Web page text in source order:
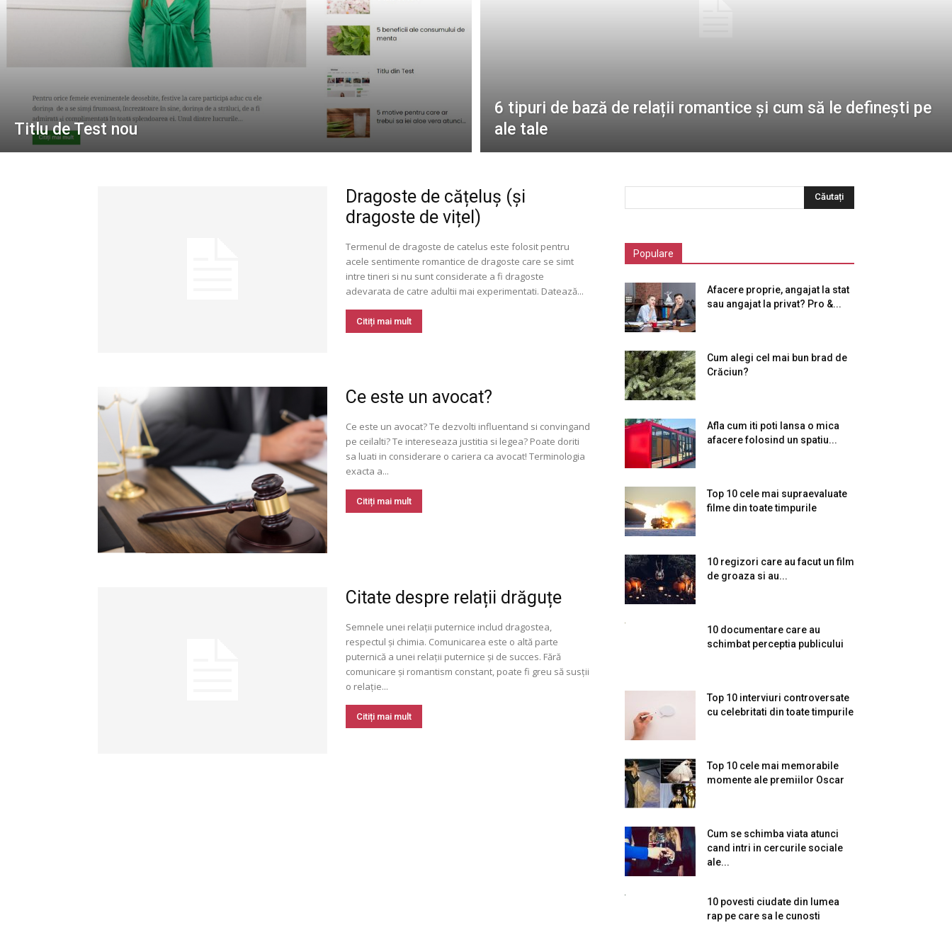
Titlu de Test nou
6 tipuri de bază de relații romantice și cum să le definești pe
ale tale
Dragoste de cățeluș (și
dragoste de vițel)
Termenul de dragoste de catelus este folosit pentru
acele sentimente romantice de dragoste care se simt
intre tineri si nu sunt considerate a fi dragoste
adevarata de catre adultii mai experimentati. Datează...
Citiți mai mult
Ce este un avocat?
Ce este un avocat? Te dezvolti influentand si convingand
pe ceilalti? Te intereseaza justitia si legea? Poate doriti
sa luati in considerare o cariera ca avocat! Terminologia
exacta a...
Citiți mai mult
Citate despre relații drăguțe
Semnele unei relații puternice includ dragostea,
respectul și chimia. Comunicarea este o altă parte
puternică a unei relații puternice și de succes. Fără
comunicare și romantism constant, poate fi greu să susții
o relație...
Citiți mai mult
Populare
Afacere proprie, angajat la stat
sau angajat la privat? Pro &...
Cum alegi cel mai bun brad de
Crăciun?
Afla cum iti poti lansa o mica
afacere folosind un spatiu...
Top 10 cele mai supraevaluate
filme din toate timpurile
10 regizori care au facut un film
de groaza si au...
10 documentare care au
schimbat perceptia publicului
Top 10 interviuri controversate
cu celebritati din toate timpurile
Top 10 cele mai memorabile
momente ale premiilor Oscar
Cum se schimba viata atunci
cand intri in cercurile sociale
ale...
10 povesti ciudate din lumea
rap pe care sa le cunosti